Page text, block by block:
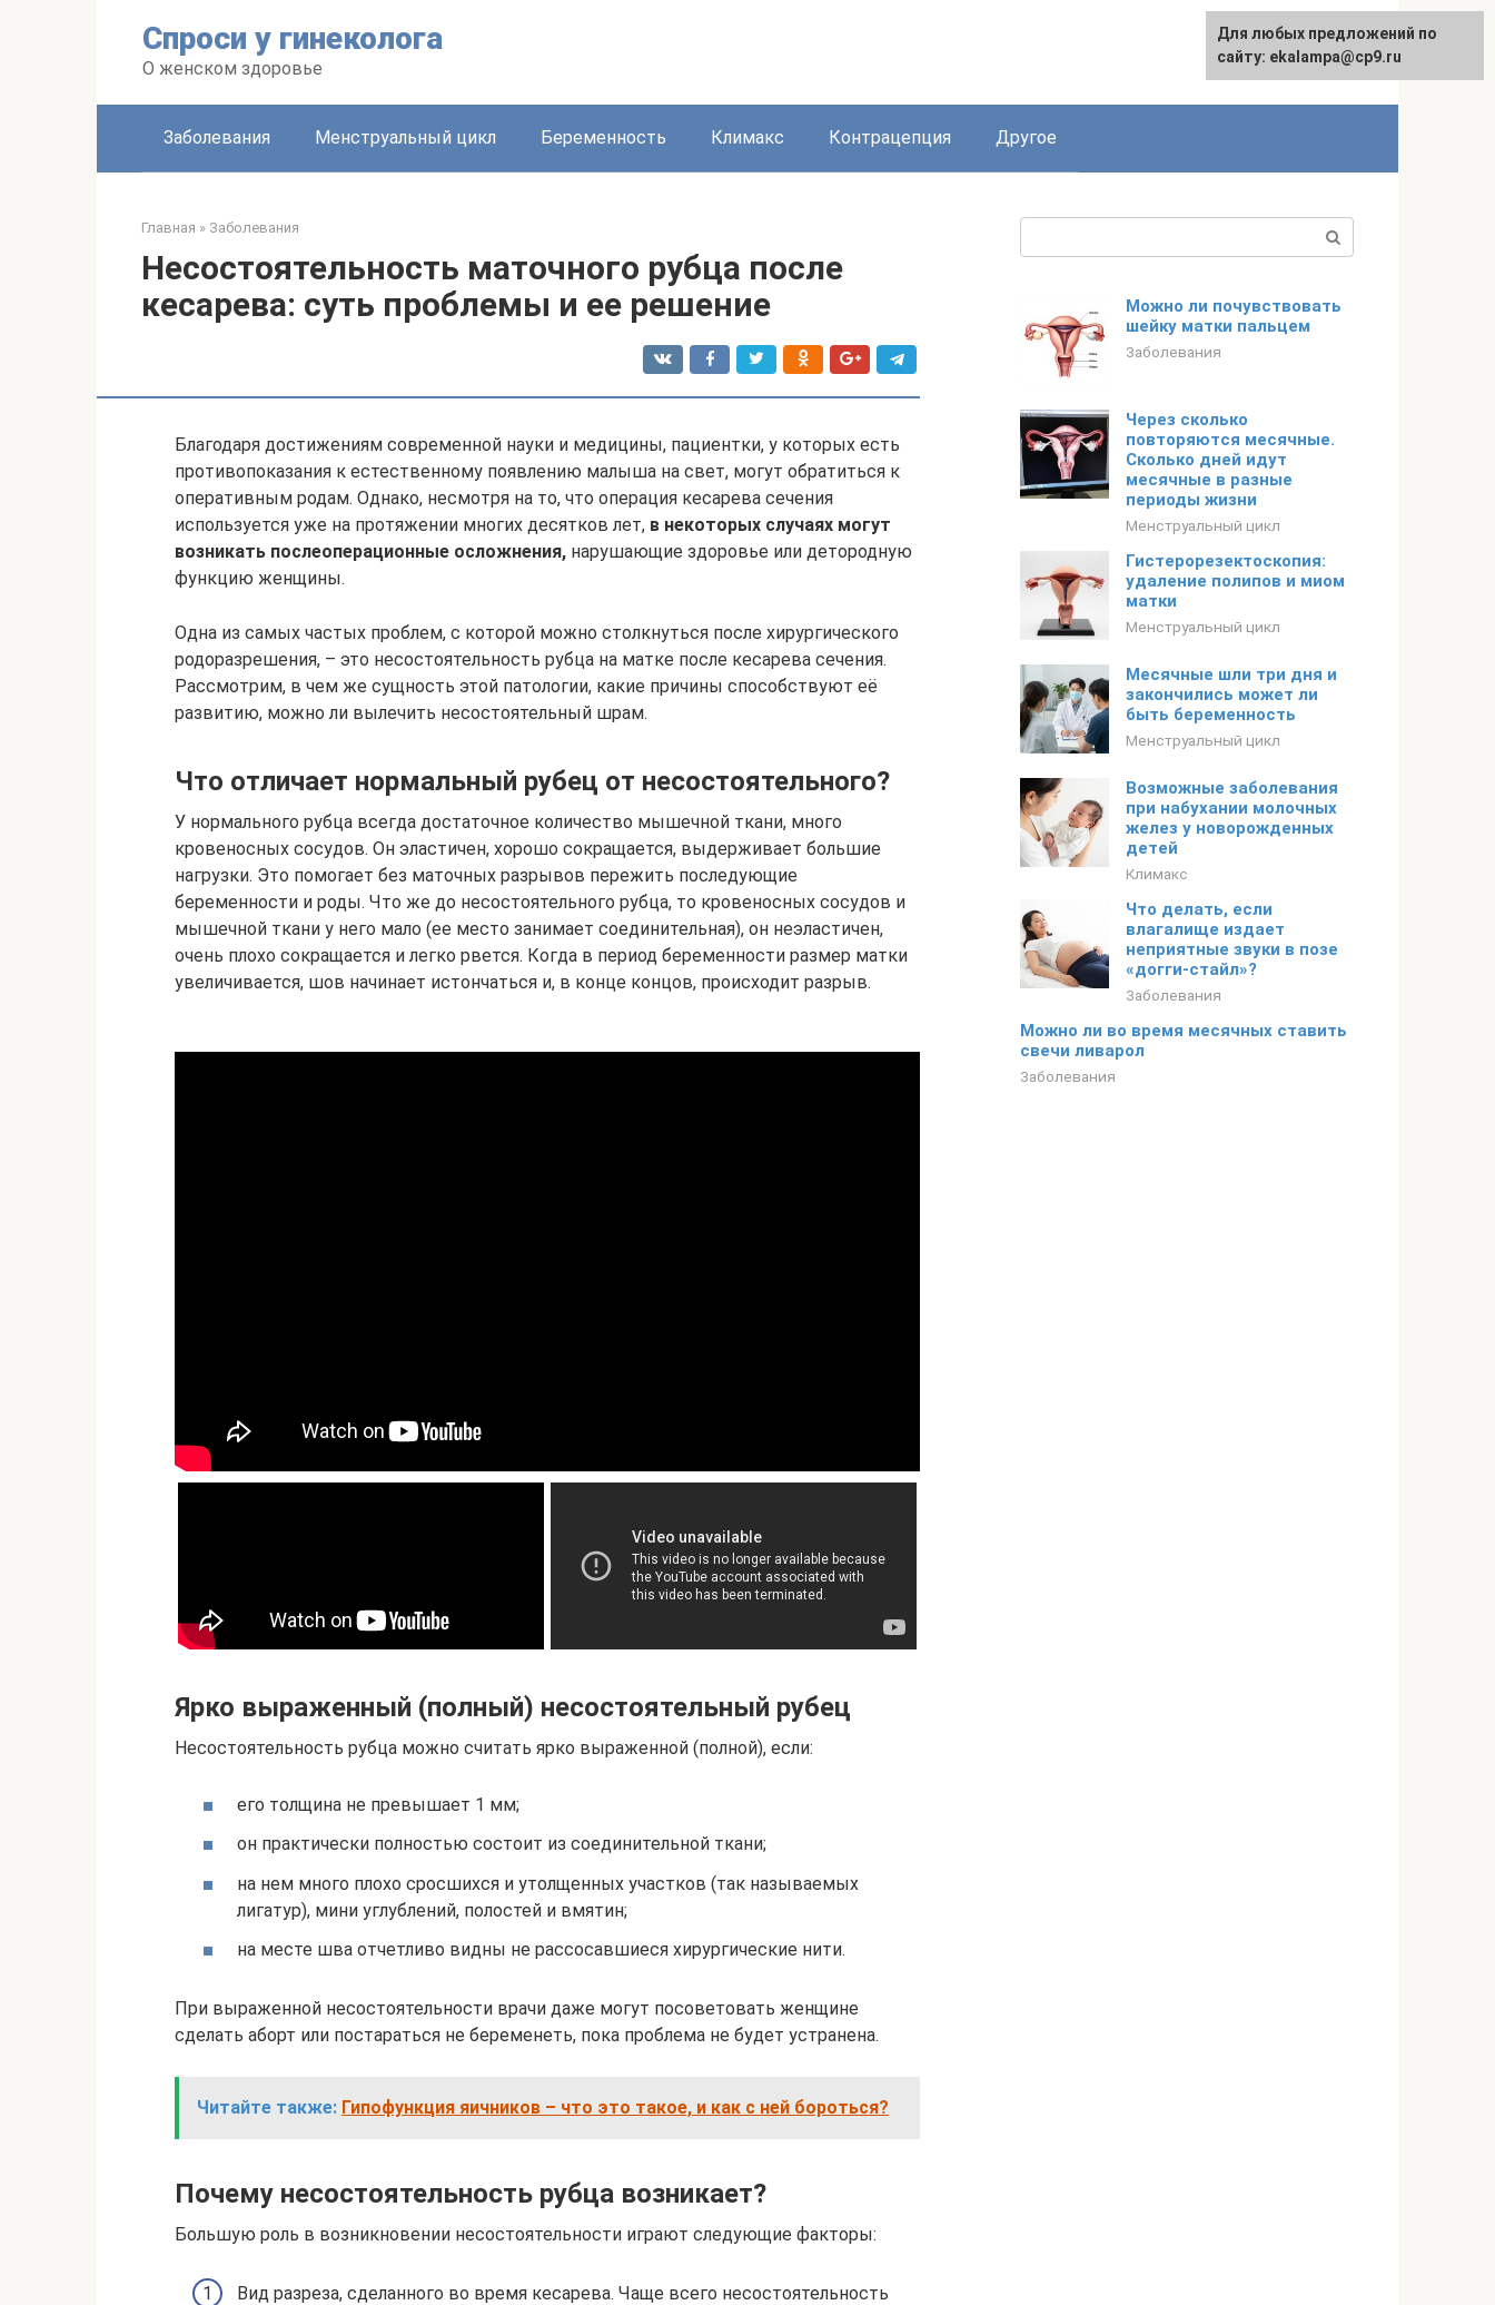
Спроси у гинеколога
О женском здоровье
Заболевания Менструальный цикл Беременность Климакс Контрацепция Другое
Главная » Заболевания
Несостоятельность маточного рубца после
кесарева: суть проблемы и ее решение
Благодаря достижениям современной науки и медицины, пациентки, у которых есть
противопоказания к естественному появлению малыша на свет, могут обратиться к
оперативным родам. Однако, несмотря на то, что операция кесарева сечения
используется уже на протяжении многих десятков лет, в некоторых случаях могут
возникать послеоперационные осложнения, нарушающие здоровье или детородную
функцию женщины.
Одна из самых частых проблем, с которой можно столкнуться после хирургического
родоразрешения, – это несостоятельность рубца на матке после кесарева сечения.
Рассмотрим, в чем же сущность этой патологии, какие причины способствуют её
развитию, можно ли вылечить несостоятельный шрам.
Что отличает нормальный рубец от несостоятельного?
У нормального рубца всегда достаточное количество мышечной ткани, много
кровеносных сосудов. Он эластичен, хорошо сокращается, выдерживает большие
нагрузки. Это помогает без маточных разрывов пережить последующие
беременности и роды. Что же до несостоятельного рубца, то кровеносных сосудов и
мышечной ткани у него мало (ее место занимает соединительная), он неэластичен,
очень плохо сокращается и легко рвется. Когда в период беременности размер матки
увеличивается, шов начинает истончаться и, в конце концов, происходит разрыв.
Ярко выраженный (полный) несостоятельный рубец
Несостоятельность рубца можно считать ярко выраженной (полной), если:
его толщина не превышает 1 мм;
он практически полностью состоит из соединительной ткани;
на нем много плохо сросшихся и утолщенных участков (так называемых
лигатур), мини углублений, полостей и вмятин;
на месте шва отчетливо видны не рассосавшиеся хирургические нити.
При выраженной несостоятельности врачи даже могут посоветовать женщине
сделать аборт или постараться не беременеть, пока проблема не будет устранена.
Читайте также: Гипофункция яичников – что это такое, и как с ней бороться?
Почему несостоятельность рубца возникает?
Большую роль в возникновении несостоятельности играют следующие факторы:
Вид разреза, сделанного во время кесарева. Чаще всего несостоятельность
Можно ли почувствовать
шейку матки пальцем
Заболевания
Через сколько
повторяются месячные.
Сколько дней идут
месячные в разные
периоды жизни
Менструальный цикл
Гистерорезектоскопия:
удаление полипов и миом
матки
Менструальный цикл
Месячные шли три дня и
закончились может ли
быть беременность
Менструальный цикл
Возможные заболевания
при набухании молочных
желез у новорожденных
детей
Климакс
Что делать, если
влагалище издает
неприятные звуки в позе
«догги-стайл»?
Заболевания
Можно ли во время месячных ставить
свечи ливарол
Заболевания
Для любых предложений по
сайту: ekalampa@cp9.ru